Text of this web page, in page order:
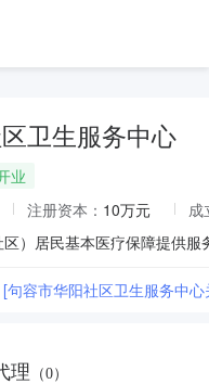
卫生服务中心
业
注册资本： 10万元
成
[句容市华阳社区卫生服务中
理 （0）